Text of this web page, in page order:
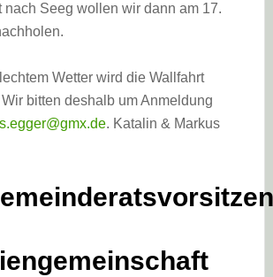
nach Seeg wollen wir dann am 17.
Wetter wird die Wallfahrt
bitten deshalb um Anmeldung
. Katalin & Markus